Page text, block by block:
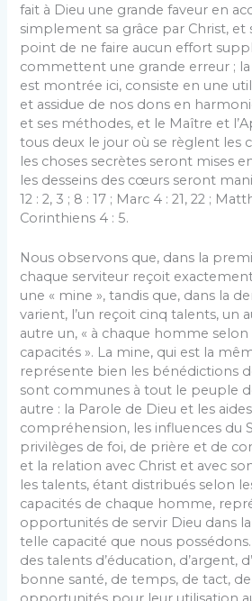
fait à Dieu une grande faveur en
simplement sa grâce par Christ, et
point de ne faire aucun effort
commettent une grande erreur ; la
est montrée ici, consiste en une
et assidue de nos dons en
et ses méthodes, et le Maître et
tous deux le jour où se règlent les
les choses secrètes seront mises
les desseins des cœurs seront
12 : 2, 3 ; 8 : 17 ; Marc 4 : 21, 22 ;
Corinthiens 4 : 5.
Nous observons que, dans la
chaque serviteur reçoit
une « mine », tandis que, dans la
varient, l’un reçoit cinq talents, un
autre un, « à chaque homme
capacités ». La mine, qui est la
représente bien les bénédictions
sont communes à tout le peuple
autre : la Parole de Dieu et les
compréhension, les influences du
privilèges de foi, de prière et de
et la relation avec Christ et avec
les talents, étant distribués selon
capacités de chaque homme,
opportunités de servir Dieu dans
telle capacité que nous
des talents d’éducation, d’argent,
bonne santé, de temps, de tact,